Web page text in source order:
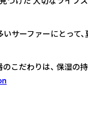
サーファーにとって
こだわりは、 保湿の